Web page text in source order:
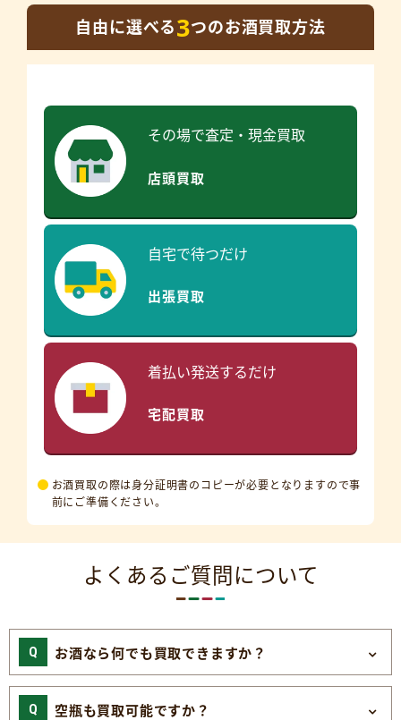
自由に選べる3つのお酒買取方法
その場で査定・現金買取
店頭買取
自宅で待つだけ
出張買取
着払い発送するだけ
宅配買取
お酒買取の際は身分証明書のコピーが必要となりますので事
前にご準備ください。
よくあるご質問について
お酒なら何でも買取できますか？
空瓶も買取可能ですか？